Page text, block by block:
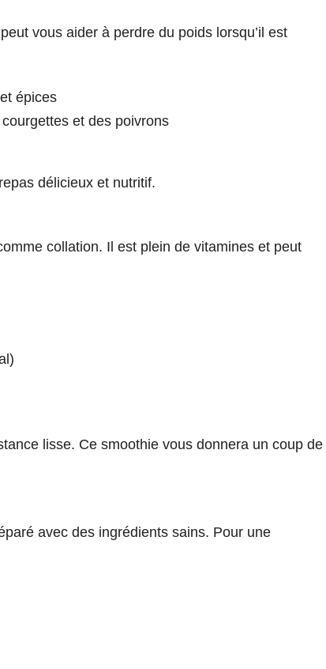
vous aider à perdre du poids lorsqu’il est
épices
et des poivrons
délicieux et nutritif.
collation. Il est plein de vitamines et peut
lisse. Ce smoothie vous donnera un coup de
avec des ingrédients sains. Pour une